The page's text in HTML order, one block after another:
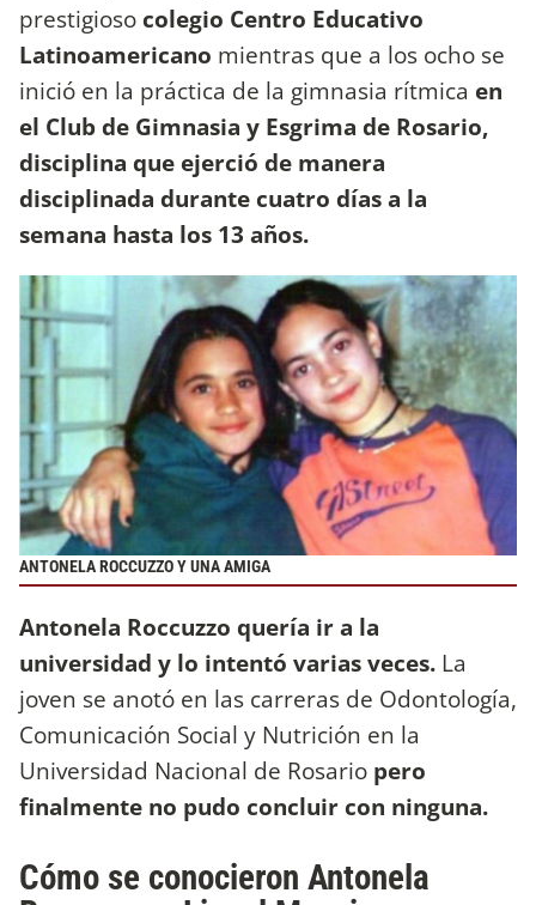
prestigioso colegio Centro Educativo
Latinoamericano mientras que a los ocho se
inició en la práctica de la gimnasia rítmica en
el Club de Gimnasia y Esgrima de Rosario,
disciplina que ejerció de manera
disciplinada durante cuatro días a la
semana hasta los 13 años.
ANTONELA ROCCUZZO Y UNA AMIGA
Antonela Roccuzzo quería ir a la
universidad y lo intentó varias veces. La
joven se anotó en las carreras de Odontología,
Comunicación Social y Nutrición en la
Universidad Nacional de Rosario pero
finalmente no pudo concluir con ninguna.
Cómo se conocieron Antonela